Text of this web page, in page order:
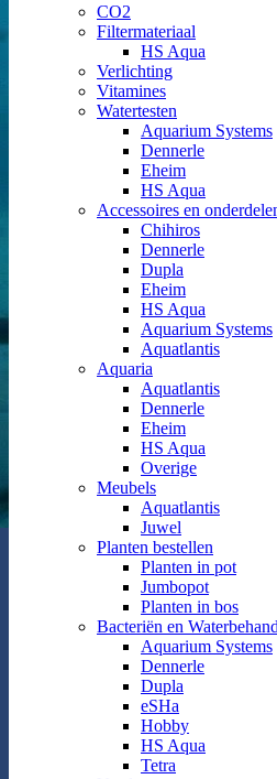
CO2
Filtermateriaal
HS Aqua
Verlichting
Vitamines
Watertesten
Aquarium Systems
Dennerle
Eheim
HS Aqua
Accessoires en
Chihiros
Dennerle
Dupla
Eheim
HS Aqua
Aquarium Systems
Aquatlantis
Aquaria
Aquatlantis
Dennerle
Eheim
HS Aqua
Overige
Meubels
Aquatlantis
Juwel
Planten bestellen
Planten in pot
Jumbopot
Planten in bos
Bacteriën en
Aquarium Systems
Dennerle
Dupla
eSHa
Hobby
HS Aqua
Tetra